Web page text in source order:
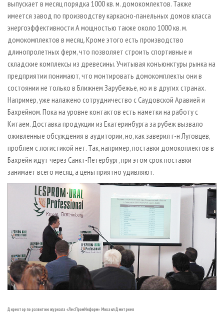
выпускает в месяц порядка 1000 кв. м. домокомлектов. Также
имеется завод по производству каркасно-панельных домов класса
энергоэффективности А мощностью также около 1000 кв. м.
домокомплектов в месяц. Кроме этого есть производство
длинопролетных ферм, что позволяет строить спортивные и
складские комплексы из древесины. Учитывая конъюнктуры рынка на
предприятии понимают, что монтировать домокомплекты они в
состоянии не только в Ближнем Зарубежье, но и в других странах.
Например, уже налажено сотрудничество с Саудовской Аравией и
Бахрейном. Пока на уровне контактов есть наметки на работу с
Китаем. Доставка продукции из Екатеринбурга за рубеж вызвало
оживленные обсуждения в аудитории, но, как заверил г-н Луговцев,
проблем с логистикой нет. Так, например, поставки домокоплектов в
Бахрейн идут через Санкт-Петербург, при этом срок поставки
занимает всего месяц, а цены приятно удивляют.
Директор по развитию журнала «ЛесПромИнформ» Михаил Дмитриев